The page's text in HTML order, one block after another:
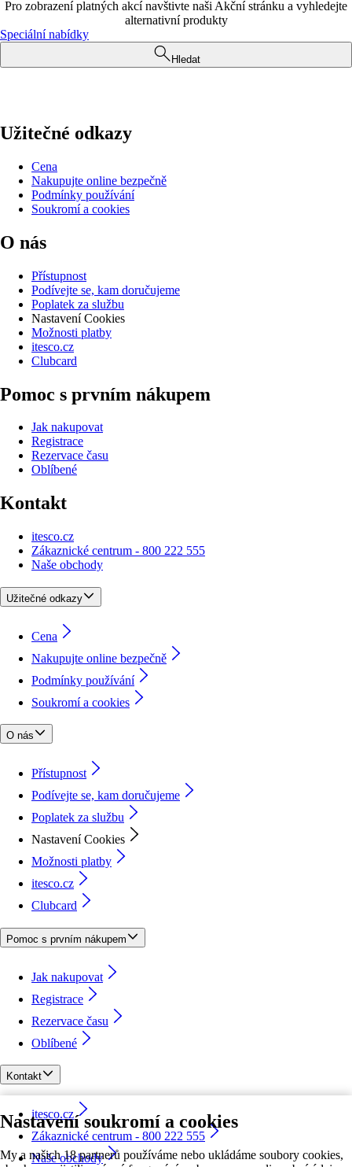
Nastavení soukromí a cookies
My a našich 18 partnerů používáme nebo ukládáme soubory cookies,
Pro zobrazení platných akcí navštivte naši Akční stránku a vyhledejte
alternativní produkty
Speciální nabídky
Hledat
Užitečné odkazy
Cena
Nakupujte online bezpečně
Podmínky používání
Soukromí a cookies
O nás
Přístupnost
Podívejte se, kam doručujeme
Poplatek za službu
Nastavení Cookies
Možnosti platby
itesco.cz
Clubcard
Pomoc s prvním nákupem
Jak nakupovat
Registrace
Rezervace času
Oblíbené
Kontakt
itesco.cz
Zákaznické centrum - 800 222 555
Naše obchody
Užitečné odkazy
Cena
Nakupujte online bezpečně
Podmínky používání
Soukromí a cookies
O nás
Přístupnost
Podívejte se, kam doručujeme
Poplatek za službu
Nastavení Cookies
Možnosti platby
itesco.cz
Clubcard
Pomoc s prvním nákupem
Jak nakupovat
Registrace
Rezervace času
Oblíbené
Kontakt
itesco.cz
Zákaznické centrum - 800 222 555
Naše obchody